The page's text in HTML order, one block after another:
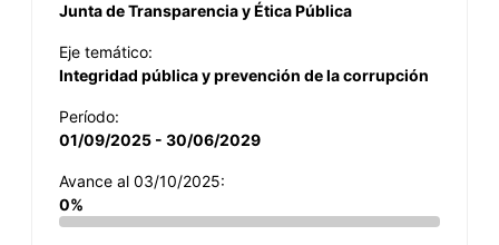
Junta de Transparencia y Ética Pública
Eje temático:
Integridad pública y prevención de la corrupción
Período:
01/09/2025 - 30/06/2029
Avance al 03/10/2025:
0%